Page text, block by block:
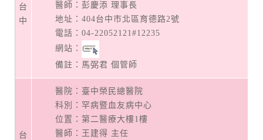
台
中
醫師：彭慶添 理事長
地址： 404台中市北區育德路2號
電話： 04-22052121#12235
網站：
備註：馬弼君 個管師
台
醫院：臺中榮民總醫院
科別：罕病暨血友病中心
位置：第二醫療大樓1樓
醫師：王建得 主任